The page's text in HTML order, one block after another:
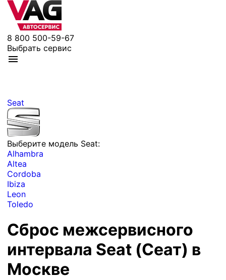
8 800 500-59-67
Выбрать сервис
Seat
Выберите модель Seat:
Alhambra
Altea
Cordoba
Ibiza
Leon
Toledo
Сброс межсервисного
интервала Seat (Сеат) в
Москве